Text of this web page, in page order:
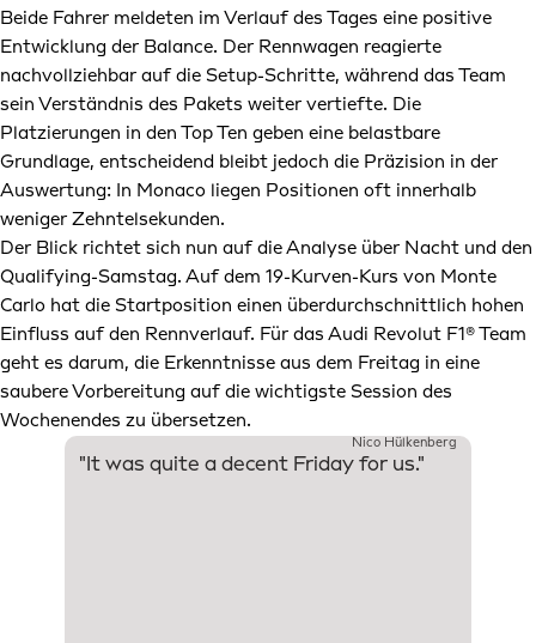
Beide Fahrer meldeten im Verlauf des Tages eine positive
Entwicklung der Balance. Der Rennwagen reagierte
nachvollziehbar auf die Setup-Schritte, während das Team
sein Verständnis des Pakets weiter vertiefte. Die
Platzierungen in den Top Ten geben eine belastbare
Grundlage, entscheidend bleibt jedoch die Präzision in der
Auswertung: In Monaco liegen Positionen oft innerhalb
weniger Zehntelsekunden.
Der Blick richtet sich nun auf die Analyse über Nacht und den
Qualifying-Samstag. Auf dem 19-Kurven-Kurs von Monte
Carlo hat die Startposition einen überdurchschnittlich hohen
Einfluss auf den Rennverlauf. Für das Audi Revolut F1® Team
geht es darum, die Erkenntnisse aus dem Freitag in eine
saubere Vorbereitung auf die wichtigste Session des
Wochenendes zu übersetzen.
Nico Hülkenberg
"It was quite a decent Friday for us."